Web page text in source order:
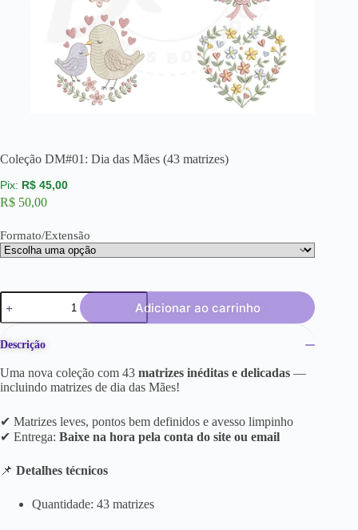
Coleção DM#01: Dia das Mães (43 matrizes)
R$ 45,00
R$ 50,00
Formato/Extensão
Adicionar ao carrinho
Descrição
Uma nova coleção com 43 matrizes inéditas e delicadas —
incluindo matrizes de dia das Mães!
✔ Matrizes leves, pontos bem definidos e avesso limpinho
✔ Entrega: Baixe na hora pela conta do site ou email
📌 Detalhes técnicos
Quantidade: 43 matrizes